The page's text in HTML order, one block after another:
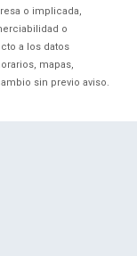
o implicada,
o
a los datos
mapas,
sin previo aviso.